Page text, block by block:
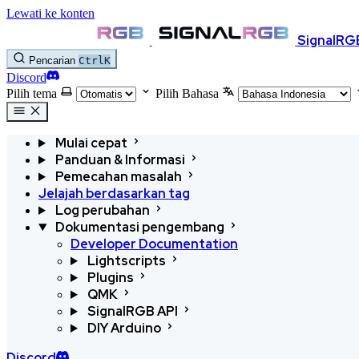
Lewati ke konten
Pencarian CtrlK
Discord
Pilih tema
Pilih Bahasa
Mulai cepat
Panduan & Informasi
Pemecahan masalah
Jelajah berdasarkan tag
Log perubahan
Dokumentasi pengembang
Developer Documentation
Lightscripts
Plugins
QMK
SignalRGB API
DIY Arduino